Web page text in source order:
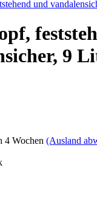
9
4 Wochen (Ausland